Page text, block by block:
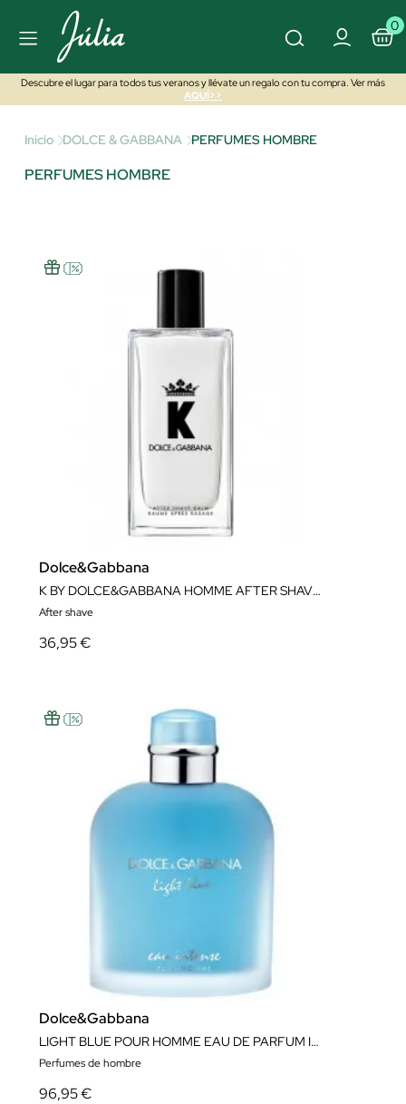
0
Descubre el lugar para todos tus veranos y llévate un regalo con tu compra. Ver más
AQUÍ>>
Inicio DOLCE & GABBANA PERFUMES HOMBRE
PERFUMES HOMBRE
Dolce&Gabbana
K BY DOLCE&GABBANA HOMME AFTER SHAVE BALM 100ML
After shave
36,95 €
Dolce&Gabbana
LIGHT BLUE POUR HOMME EAU DE PARFUM INTENSE
Perfumes de hombre
96,95 €